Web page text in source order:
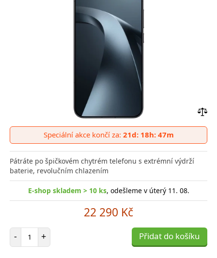
do
Speciální akce končí za: 21d: 18h: 47m
Pátráte po špičkovém chytrém telefonu s extrémní výdrží
baterie, revolučním chlazením
E-shop skladem > 10 ks, odešleme v úterý 11. 08.
22 290 Kč
- Počet položek
+ Přidat do košíku